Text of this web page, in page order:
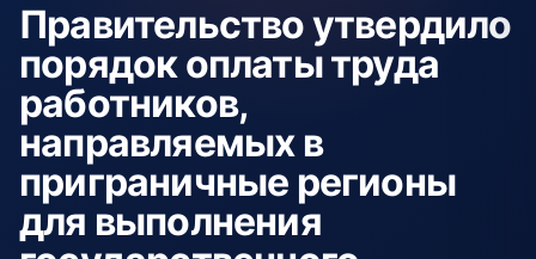
Правительство утвердило
порядок оплаты труда
работников,
направляемых в
приграничные регионы
для выполнения